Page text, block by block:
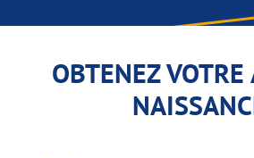
OBTENEZ VOTRE